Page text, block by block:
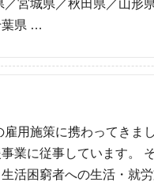
宮城県／秋田県／山形
葉県 …
用施策に携わってきま
業に従事しています。
活困窮者への生活・就